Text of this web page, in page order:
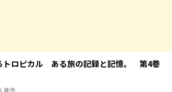
トロピカル ある旅の記録と記憶。 第4巻
発売